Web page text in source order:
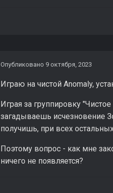
Опубликовано 9 октября, 2023
Играю на чистой Anomaly,
Играя за группировку
загадываешь исчезновение
получишь, при всех
Поэтому вопрос - как мне
ничего не появляется?